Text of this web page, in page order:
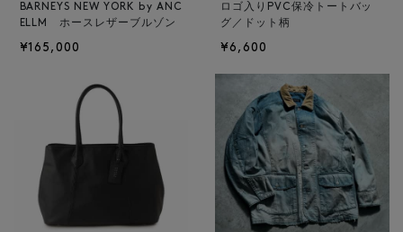
BARNEYS NEW YORK by ANC
ELLM ホースレザーブルゾン
¥165,000
ロゴ入りPVC保冷トートバッ
グ／ドット柄
¥6,600